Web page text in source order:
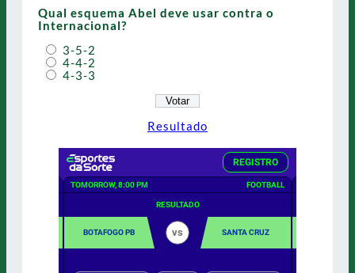
Qual esquema Abel deve usar contra o
Internacional?
3-5-2
4-4-2
4-3-3
Resultado